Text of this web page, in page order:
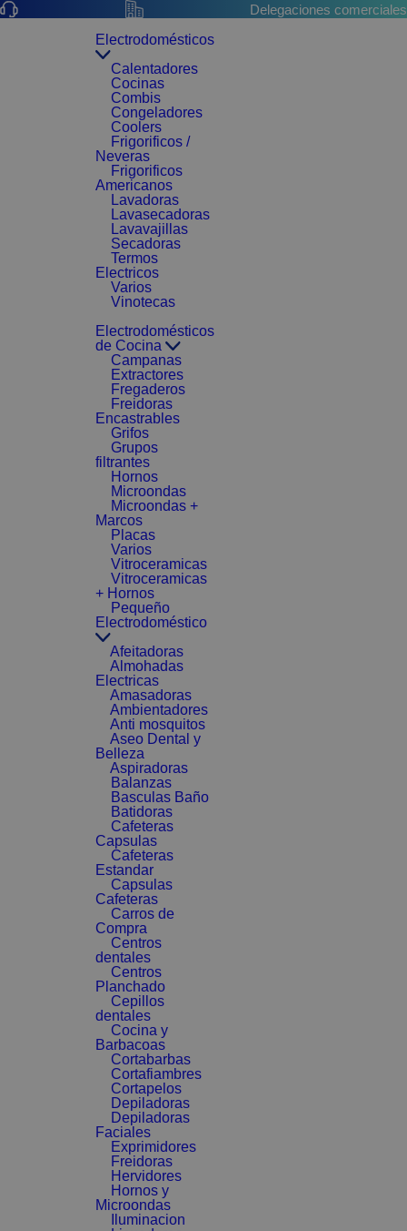
Delegaciones comerciales
Electrodomésticos
Calentadores
Cocinas
Combis
Congeladores
Coolers
Frigorificos /
Neveras
Frigorificos
Americanos
Lavadoras
Lavasecadoras
Lavavajillas
Secadoras
Termos
Electricos
Varios
Vinotecas
Electrodomésticos
de Cocina
Campanas
Extractores
Fregaderos
Freidoras
Encastrables
Grifos
Grupos
filtrantes
Hornos
Microondas
Microondas +
Marcos
Placas
Varios
Vitroceramicas
Vitroceramicas
+ Hornos
Pequeño
Electrodoméstico
Afeitadoras
Almohadas
Electricas
Amasadoras
Ambientadores
Anti mosquitos
Aseo Dental y
Belleza
Aspiradoras
Balanzas
Basculas Baño
Batidoras
Cafeteras
Capsulas
Cafeteras
Estandar
Capsulas
Cafeteras
Carros de
Compra
Centros
dentales
Centros
Planchado
Cepillos
dentales
Cocina y
Barbacoas
Cortabarbas
Cortafiambres
Cortapelos
Depiladoras
Depiladoras
Faciales
Exprimidores
Freidoras
Hervidores
Hornos y
Microondas
Iluminacion